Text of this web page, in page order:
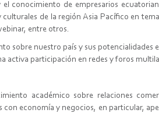
conocimiento de empresarios
culturales de la región Asia Pacífico en
entre otros.
sobre nuestro país y sus potencialidades
activa participación en redes y foros
académico sobre relaciones
con economía y negocios, en particular,